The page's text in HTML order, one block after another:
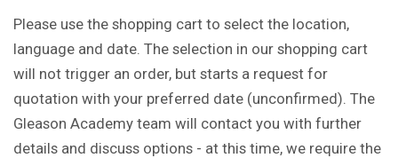
Please use the shopping cart to select the location,
language and date. The selection in our shopping cart
will not trigger an order, but starts a request for
quotation with your preferred date (unconfirmed). The
Gleason Academy team will contact you with further
details and discuss options - at this time, we require the